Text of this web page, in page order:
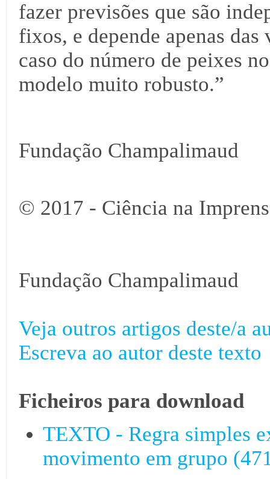
fazer previsões que são
fixos, e depende apenas
caso do número de peixes
modelo muito robusto.”
Fundação Champalimaud
© 2017 - Ciência na
Fundação Champalimaud
Veja outros artigos deste/a
Escreva ao autor deste texto
Ficheiros para download
TEXTO - Regra simples
movimento em grupo